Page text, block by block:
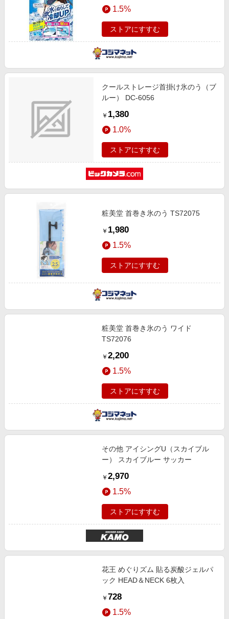
1.5%
ストアにすすむ
クールストレージ首掛け氷のう（ブ
ルー） DC-6056
￥ 1,380
1.0%
ストアにすすむ
粧美堂 首巻き氷のう TS72075
￥ 1,980
1.5%
ストアにすすむ
粧美堂 首巻き氷のう ワイド
TS72076
￥ 2,200
1.5%
ストアにすすむ
その他 アイシングU（スカイブル
ー） スカイブルー サッカー
￥ 2,970
1.5%
ストアにすすむ
花王 めぐりズム 貼る炭酸ジェルパ
ック HEAD＆NECK 6枚入
￥ 728
1.5%